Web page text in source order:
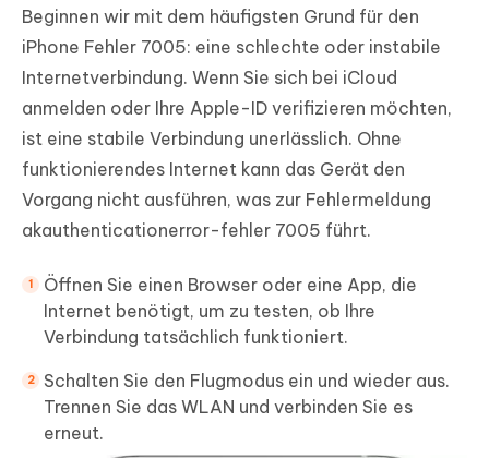
Beginnen wir mit dem häufigsten Grund für den
iPhone Fehler 7005: eine schlechte oder instabile
Internetverbindung. Wenn Sie sich bei iCloud
anmelden oder Ihre Apple-ID verifizieren möchten,
ist eine stabile Verbindung unerlässlich. Ohne
funktionierendes Internet kann das Gerät den
Vorgang nicht ausführen, was zur Fehlermeldung
akauthenticationerror-fehler 7005 führt.
Öffnen Sie einen Browser oder eine App, die
Internet benötigt, um zu testen, ob Ihre
Verbindung tatsächlich funktioniert.
Schalten Sie den Flugmodus ein und wieder aus.
Trennen Sie das WLAN und verbinden Sie es
erneut.